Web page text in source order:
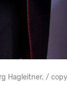
Hagleitner. /